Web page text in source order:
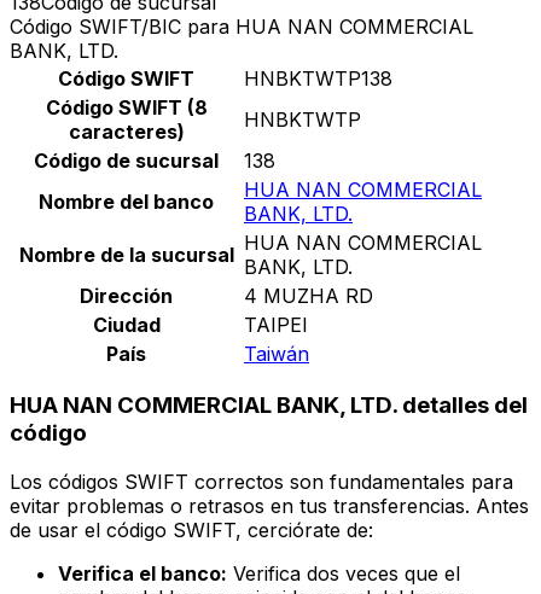
Código SWIFT/BIC para HUA NAN COMMERCIAL
BANK, LTD.
Código SWIFT
HNBKTWTP138
Código SWIFT (8
caracteres)
HNBKTWTP
Código de sucursal
138
Nombre del banco
HUA NAN COMMERCIAL
BANK, LTD.
Nombre de la sucursal HUA NAN COMMERCIAL
BANK, LTD.
Dirección
4 MUZHA RD
Ciudad
TAIPEI
País
Taiwán
HUA NAN COMMERCIAL BANK, LTD. detalles del
código
Los códigos SWIFT correctos son fundamentales para
evitar problemas o retrasos en tus transferencias. Antes
de usar el código SWIFT, cerciórate de:
Verifica el banco: Verifica dos veces que el